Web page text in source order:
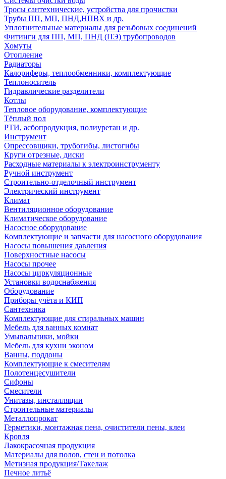
Тросы сантехнические, устройства для прочистки
Трубы ПП, МП, ПНД,НПВХ и др.
Уплотнительные материалы для резьбовых соединений
Фитинги для ПП, МП, ПНД (ПЭ) трубопроводов
Хомуты
Отопление
Радиаторы
Калориферы, теплообменники, комплектующие
Теплоноситель
Гидравлические разделители
Котлы
Тепловое оборудование, комплектующие
Тёплый пол
РТИ, асбопродукция, полиуретан и др.
Инструмент
Опрессовщики, трубогибы, листогибы
Круги отрезные, диски
Расходные материалы к электроинструменту
Ручной инструмент
Строительно-отделочный инструмент
Электрический инструмент
Климат
Вентиляционное оборудование
Климатическое оборудование
Насосное оборудование
Комплектующие и запчасти для насосного оборудования
Насосы повышения давления
Поверхностные насосы
Насосы прочее
Насосы циркуляционные
Установки водоснабжения
Оборудование
Приборы учёта и КИП
Сантехника
Комплектующие для стиральных машин
Мебель для ванных комнат
Умывальники, мойки
Мебель для кухни эконом
Ванны, поддоны
Комплектующие к смесителям
Полотенцесушители
Сифоны
Смесители
Унитазы, инсталляции
Строительные материалы
Металлопрокат
Герметики, монтажная пена, очистители пены, клеи
Кровля
Лакокрасочная продукция
Материалы для полов, стен и потолка
Метизная продукция/Такелаж
Печное литьё